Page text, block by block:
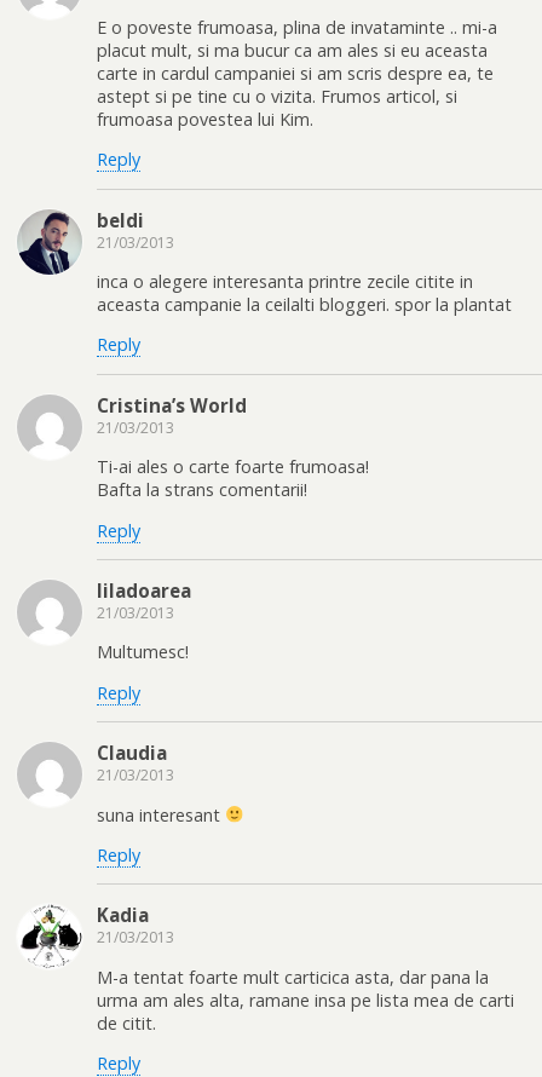
E o poveste frumoasa, plina de invataminte .. mi-a
placut mult, si ma bucur ca am ales si eu aceasta
carte in cardul campaniei si am scris despre ea, te
astept si pe tine cu o vizita. Frumos articol, si
frumoasa povestea lui Kim.
Reply
beldi
21/03/2013
inca o alegere interesanta printre zecile citite in
aceasta campanie la ceilalti bloggeri. spor la plantat
Reply
Cristina’s World
21/03/2013
Ti-ai ales o carte foarte frumoasa!
Bafta la strans comentarii!
Reply
liladoarea
21/03/2013
Multumesc!
Reply
Claudia
21/03/2013
suna interesant
Reply
Kadia
21/03/2013
M-a tentat foarte mult carticica asta, dar pana la
urma am ales alta, ramane insa pe lista mea de carti
de citit.
Reply